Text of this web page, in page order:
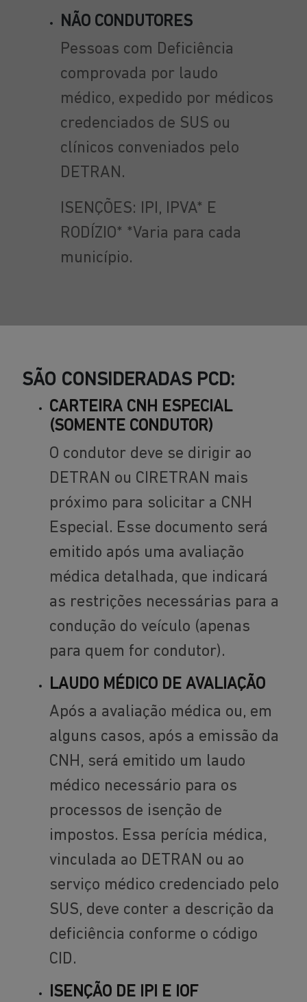
NÃO CONDUTORES
Pessoas com Deficiência
comprovada por laudo
médico, expedido por médicos
credenciados de SUS ou
clínicos conveniados pelo
DETRAN.
ISENÇÕES: IPI, IPVA* E
RODÍZIO* *Varia para cada
município.
SÃO CONSIDERADAS PCD:
CARTEIRA CNH ESPECIAL
(SOMENTE CONDUTOR)
O condutor deve se dirigir ao
DETRAN ou CIRETRAN mais
próximo para solicitar a CNH
Especial. Esse documento será
emitido após uma avaliação
médica detalhada, que indicará
as restrições necessárias para a
condução do veículo (apenas
para quem for condutor).
LAUDO MÉDICO DE AVALIAÇÃO
Após a avaliação médica ou, em
alguns casos, após a emissão da
CNH, será emitido um laudo
médico necessário para os
processos de isenção de
impostos. Essa perícia médica,
vinculada ao DETRAN ou ao
serviço médico credenciado pelo
SUS, deve conter a descrição da
deficiência conforme o código
CID.
ISENÇÃO DE IPI E IOF